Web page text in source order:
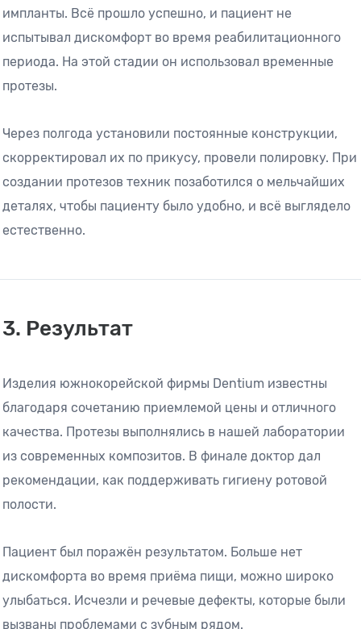
импланты. Всё прошло успешно, и пациент не
испытывал дискомфорт во время реабилитационного
периода. На этой стадии он использовал временные
протезы.
Через полгода установили постоянные конструкции,
скорректировал их по прикусу, провели полировку. При
создании протезов техник позаботился о мельчайших
деталях, чтобы пациенту было удобно, и всё выглядело
естественно.
3. Результат
Изделия южнокорейской фирмы Dentium известны
благодаря сочетанию приемлемой цены и отличного
качества. Протезы выполнялись в нашей лаборатории
из современных композитов. В финале доктор дал
рекомендации, как поддерживать гигиену ротовой
полости.
Пациент был поражён результатом. Больше нет
дискомфорта во время приёма пищи, можно широко
улыбаться. Исчезли и речевые дефекты, которые были
вызваны проблемами с зубным рядом.